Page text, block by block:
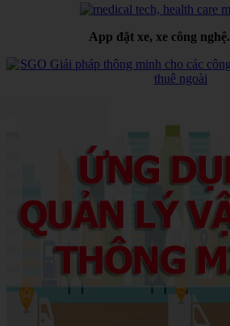
App đặt xe, xe công nghệ.